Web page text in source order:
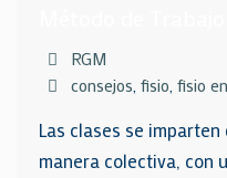
RGM
consejos fisio fisio
Las clases se
manera colectiva, con